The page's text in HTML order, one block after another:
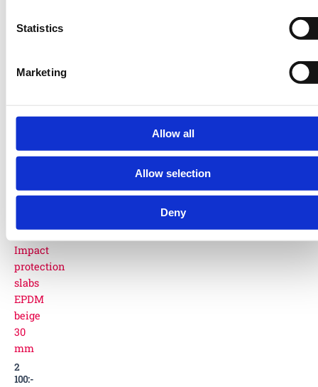
Statistics
Marketing
Allow all
Allow selection
Deny
4206060030
Mulch
Impact
protection
slabs
EPDM
beige
30
mm
2
100:-